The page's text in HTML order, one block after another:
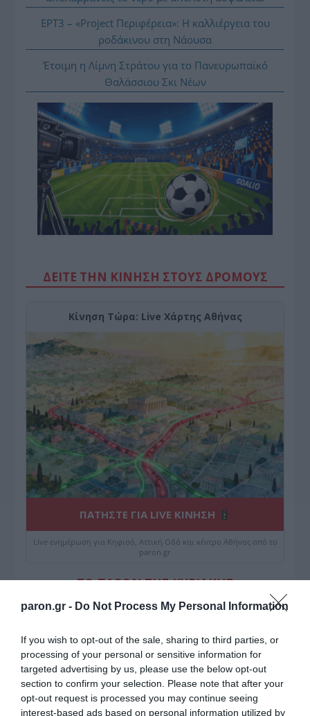
paron.gr - Do Not Process My Personal Information
If you wish to opt-out of the sale, sharing to third parties, or
processing of your personal or sensitive information for
targeted advertising by us, please use the below opt-out
section to confirm your selection. Please note that after your
opt-out request is processed you may continue seeing
interest-based ads based on personal information utilized by
ΕΡΤ3 – «Project Περιφέρεια»: Η καλλιέργεια του
ροδάκινου στη Νάουσα
Έτοιμη η Λίμνη Στράτου για το Πανευρωπαϊκό
Θαλάσσιου Σκι Νέων
ΔΕΙΤΕ ΤΗΝ ΚΙΝΗΣΗ ΣΤΟΥΣ ΔΡΌΜΟΥΣ
Κίνηση Τώρα: Live Χάρτης Αθήνας
ΠΑΤΗΣΤΕ ΓΙΑ LIVE ΚΙΝΗΣΗ
Live ενημέρωση για Κηφισό, Αττική Οδό και κέντρο Αθήνας από το
paron.gr
ΤΟ ΠΑΡΟΝ ΤΗΣ ΚΥΡΙΑΚΗΣ